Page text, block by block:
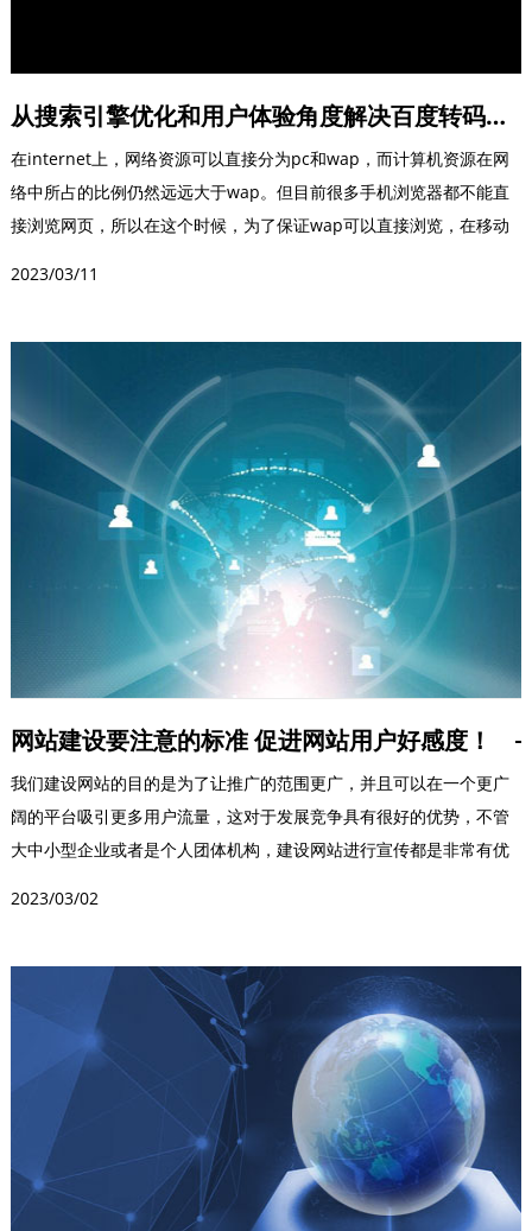
从搜索引擎优化和用户体验角度解决百度转码问题
在internet上，网络资源可以直接分为pc和wap，而计算机资源在网
络中所占的比例仍然远远大于wap。但目前很多手机浏览器都不能直
接浏览网页，所以在这个时候，为了保证wap可以直接浏览，在移动
2023/03/11
网站建设要注意的标准 促进网站用户好感度！
我们建设网站的目的是为了让推广的范围更广，并且可以在一个更广
阔的平台吸引更多用户流量，这对于发展竞争具有很好的优势，不管
大中小型企业或者是个人团体机构，建设网站进行宣传都是非常有优
2023/03/02